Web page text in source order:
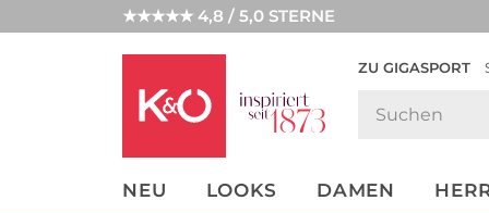
★★★★★ 4,8 / 5,0 STERNE
ZU GIGASPORT
NEU LOOKS DAMEN
UNSERE APP
CLICK &